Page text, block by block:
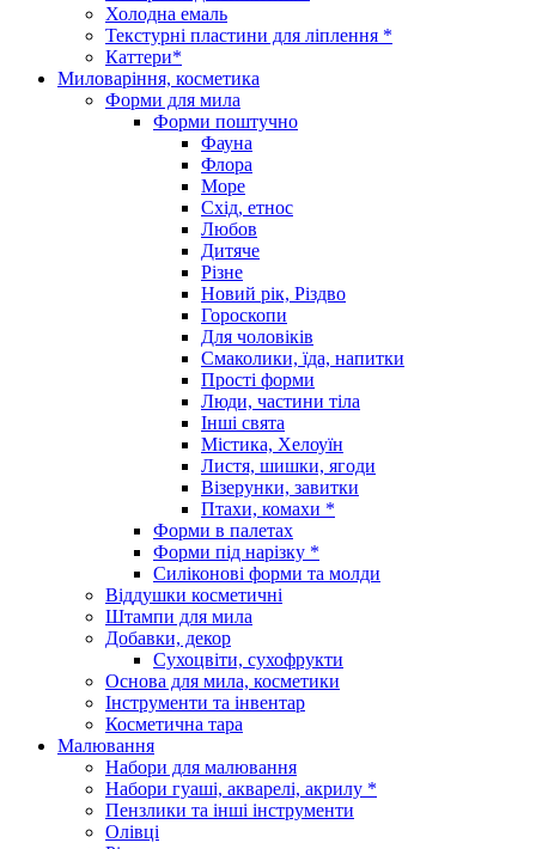
Холодна емаль
Текстурні пластини для ліплення *
Каттери*
Миловаріння, косметика
Форми для мила
Форми поштучно
Фауна
Флора
Море
Схід, етнос
Любов
Дитяче
Різне
Новий рік, Різдво
Гороскопи
Для чоловіків
Смаколики, їда, напитки
Прості форми
Люди, частини тіла
Інші свята
Містика, Хелоуїн
Листя, шишки, ягоди
Візерунки, завитки
Птахи, комахи *
Форми в палетах
Форми під нарізку *
Силіконові форми та молди
Віддушки косметичні
Штампи для мила
Добавки, декор
Сухоцвіти, сухофрукти
Основа для мила, косметики
Інструменти та інвентар
Косметична тара
Малювання
Набори для малювання
Набори гуаші, акварелі, акрилу *
Пензлики та інші інструменти
Олівці